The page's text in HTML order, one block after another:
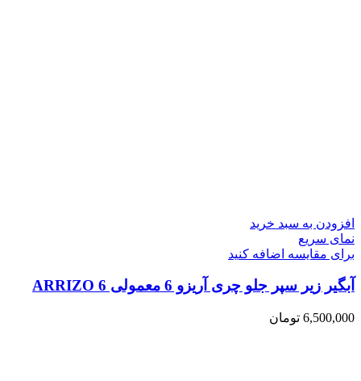
افزودن به سبد خرید
نمای سریع
برای مقایسه اضافه کنید
آبگیر زیر سپر جلو چری آریزو 6 معمولی ARRIZO 6
6,500,000 تومان